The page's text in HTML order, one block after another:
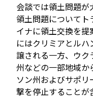
会談では領土問題が
領土問題についてト
イナに領土交換を
にはクリミアとル
譲される一方、ウク
州などの一部地域
ソン州およびサポ
撃を停止することが